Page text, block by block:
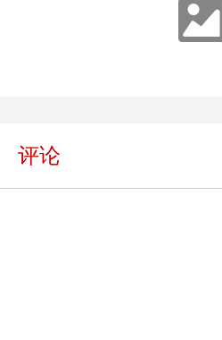
评论